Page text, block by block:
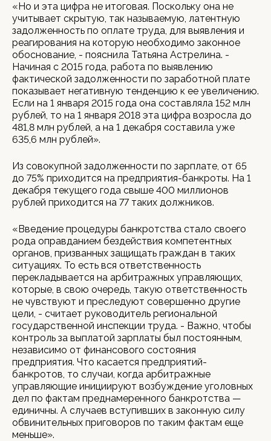
«Но и эта цифра не итоговая. Поскольку она не
учитывает скрытую, так называемую, латентную
задолженность по оплате труда, для выявления и
реагирования на которую необходимо законное
обоснование, - пояснила Татьяна Астрелина. -
Начиная с 2015 года, работа по выявлению
фактической задолженности по заработной плате
показывает негативную тенденцию к ее увеличению.
Если на 1 января 2015 года она составляла 152 млн
рублей, то на 1 января 2018 эта цифра возросла до
481,8 млн рублей, а на 1 декабря составила уже
635,6 млн рублей».
Из совокупной задолженности по зарплате, от 65
до 75% приходится на предприятия-банкроты. На 1
декабря текущего года свыше 400 миллионов
рублей приходится на 77 таких должников.
«Введение процедуры банкротства стало своего
рода оправданием бездействия компетентных
органов, призванных защищать граждан в таких
ситуациях. То есть вся ответственность
перекладывается на арбитражных управляющих,
которые, в свою очередь, такую ответственность
не чувствуют и преследуют совершенно другие
цели, - считает руководитель региональной
государственной инспекции труда. - Важно, чтобы
контроль за выплатой зарплаты был постоянным,
независимо от финансового состояния
предприятия. Что касается предприятий-
банкротов, то случаи, когда арбитражные
управляющие инициируют возбуждение уголовных
дел по фактам преднамеренного банкротства —
единичны. А случаев вступивших в законную силу
обвинительных приговоров по таким фактам еще
меньше».